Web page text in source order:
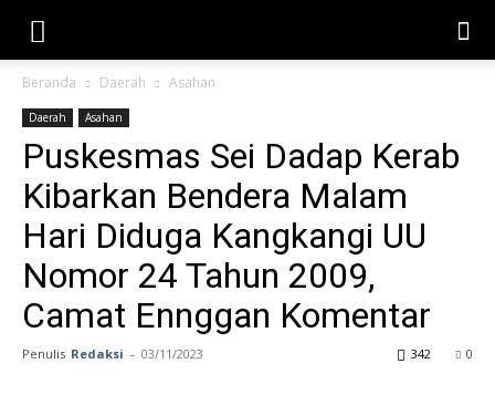
Beranda Daerah Asahan
Daerah Asahan
Puskesmas Sei Dadap Kerab
Kibarkan Bendera Malam
Hari Diduga Kangkangi UU
Nomor 24 Tahun 2009,
Camat Ennggan Komentar
Penulis Redaksi - 03/11/2023 0
342